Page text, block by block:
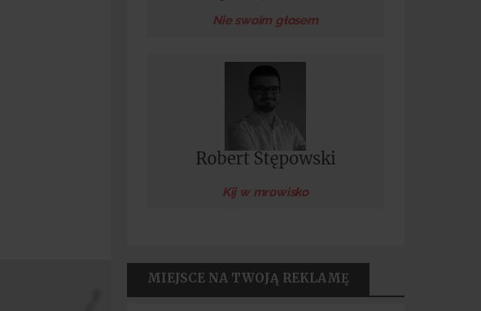
Nie swoim głosem
Kij w mrowisko
MIEJSCE NA TWOJĄ REKLAMĘ